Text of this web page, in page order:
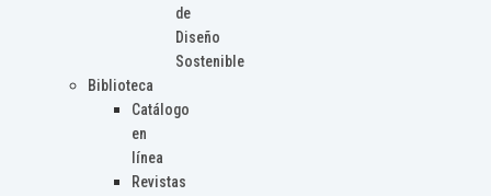
de
Diseño
Sostenible
Biblioteca
Catálogo
en
línea
Revistas